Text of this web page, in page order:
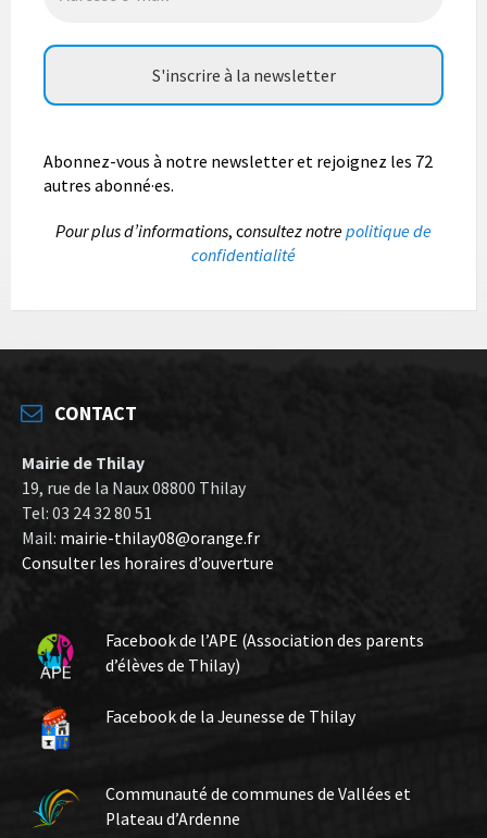
Abonnez-vous à notre newsletter et rejoignez les 72
autres abonné·es.
Pour plus d’informations, consultez notrepolitique de
confidentialité
CONTACT
Mairie de Thilay
19, rue de la Naux 08800 Thilay
Tel: 03 24 32 80 51
Mail: mairie-thilay08@orange.fr
Consulter les horaires d’ouverture
Facebook de l’APE (Association des parents
d’élèves de Thilay)
Facebook de la Jeunesse de Thilay
Communauté de communes de Vallées et
Plateau d’Ardenne